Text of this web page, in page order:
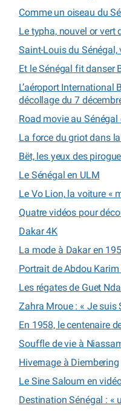
Comme un oiseau du
Le typha, nouvel or vert
Saint-Louis du Sénégal,
Et le Sénégal fit danser
L’aéroport International
décollage du 7
Road movie au Sénégal
La force du griot dans
Bët, les yeux des
Le Sénégal en ULM
Le Vo Lion, la voiture «
Quatre vidéos pour
Dakar 4K
La mode à Dakar en
Portrait de Abdou
Les régates de Guet
Zahra Mroue : « Je suis
En 1958, le centenaire
Souffle de vie à
Hivernage à Diembering
Le Sine Saloum en
Destination Sénégal : «